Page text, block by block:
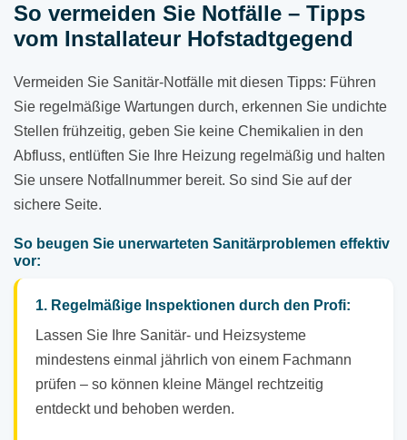
So vermeiden Sie Notfälle – Tipps
vom Installateur Hofstadtgegend
Vermeiden Sie Sanitär-Notfälle mit diesen Tipps: Führen
Sie regelmäßige Wartungen durch, erkennen Sie undichte
Stellen frühzeitig, geben Sie keine Chemikalien in den
Abfluss, entlüften Sie Ihre Heizung regelmäßig und halten
Sie unsere Notfallnummer bereit. So sind Sie auf der
sichere Seite.
So beugen Sie unerwarteten Sanitärproblemen effektiv
vor:
1. Regelmäßige Inspektionen durch den Profi:
Lassen Sie Ihre Sanitär- und Heizsysteme
mindestens einmal jährlich von einem Fachmann
prüfen – so können kleine Mängel rechtzeitig
entdeckt und behoben werden.